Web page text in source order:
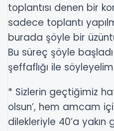
toplantısı denen bir
sadece toplantı
burada şöyle bir
Bu süreç şöyle
şeffaflığı ile
* Sizlerin geçtiğimiz
olsun’, hem amcam
dilekleriyle 40’a yakın